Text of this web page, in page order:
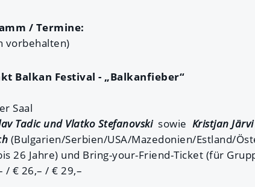
/ Termine:
vorbehalten)
Balkan Festival - „Balkanfieber“
Saal
Tadic und Vlatko Stefanovskisowie Kristjan
(Bulgarien/Serbien/USA/Mazedonien/Estland/
26 Jahre) und Bring-your-Friend-Ticket (für
/ € 26,– / € 29,–